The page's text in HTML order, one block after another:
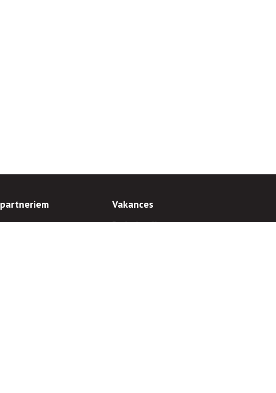
Vakances
Darba iespējas